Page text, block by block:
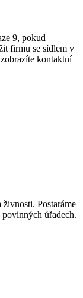
9, pokud
firmu se sídlem v
kontaktní
živnosti. Postaráme
povinných úřadech.